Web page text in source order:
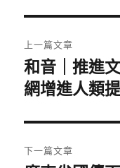
章
導
覽
上一篇文章
上
一
文
章:
和音｜推進
網增進人類
下一篇文章